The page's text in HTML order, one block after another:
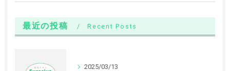
最近の投稿 Recent Posts
2025/03/13